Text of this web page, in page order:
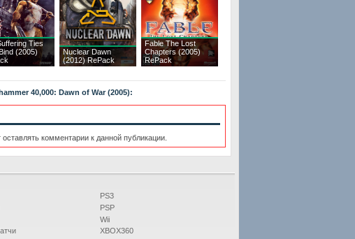
Ties
(2005)
Nuclear Dawn
(2012) RePack
Fable The Lost
Chapters (2005)
RePack
40,000: Dawn of War (2005):
оставлять комментарии к данной публикации.
PS3
PSP
Wii
XBOX360